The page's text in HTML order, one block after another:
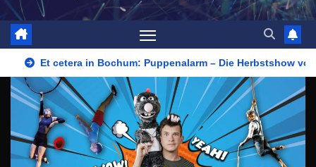
Et cetera in Bochum: Puppenalarm – Die Herbstshow